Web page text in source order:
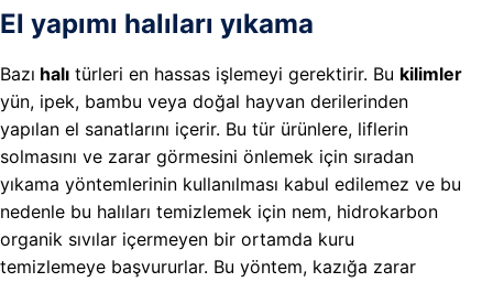
El yapımı halıları yıkama
Bazı halı türleri en hassas işlemeyi gerektirir. Bu kilimler
yün, ipek, bambu veya doğal hayvan derilerinden
yapılan el sanatlarını içerir. Bu tür ürünlere, liflerin
solmasını ve zarar görmesini önlemek için sıradan
yıkama yöntemlerinin kullanılması kabul edilemez ve bu
nedenle bu halıları temizlemek için nem, hidrokarbon
organik sıvılar içermeyen bir ortamda kuru
temizlemeye başvururlar. Bu yöntem, kazığa zarar